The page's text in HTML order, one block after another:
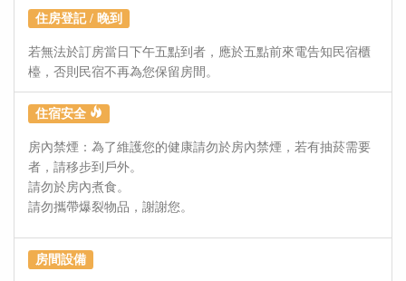
住房登記 / 晚到
若無法於訂房當日下午五點到者，應於五點前來電告知民宿櫃
檯，否則民宿不再為您保留房間。
住宿安全
房內禁煙：為了維護您的健康請勿於房內禁煙，若有抽菸需要
者，請移步到戶外。
請勿於房內煮食。
請勿攜帶爆裂物品，謝謝您。
房間設備